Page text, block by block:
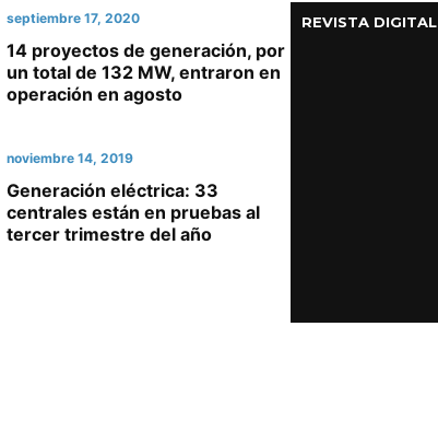
septiembre 17, 2020
14 proyectos de generación, por
un total de 132 MW, entraron en
operación en agosto
noviembre 14, 2019
Generación eléctrica: 33
centrales están en pruebas al
tercer trimestre del año
REVISTA DIGITAL